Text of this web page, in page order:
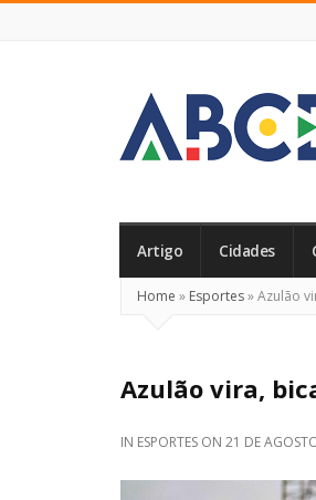
Real
Artigo Cidades
Home » Esportes»Azulão
Azulão vira,
IN ESPORTES ON 21 DE